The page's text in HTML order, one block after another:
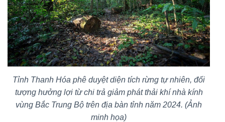
Tỉnh Thanh Hóa phê duyệt diện tích rừng tự nhiên, đối
tượng hưởng lợi từ chi trả giảm phát thải khí nhà kính
vùng Bắc Trung Bộ trên địa bàn tỉnh năm 2024. (Ảnh
minh họa)